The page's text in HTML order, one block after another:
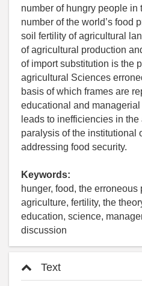
number of hungry people in
number of the world’s food
soil fertility of agricultural
of agricultural production
of import substitution is the
agricultural Sciences
basis of which frames are
educational and
leads to inefficiencies in
paralysis of the institutional
addressing food security.
Keywords:
hunger, food, the
agriculture, fertility, the
education, science,
discussion
Text